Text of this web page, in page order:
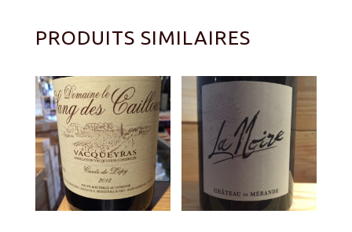
PRODUITS SIMILAIRES